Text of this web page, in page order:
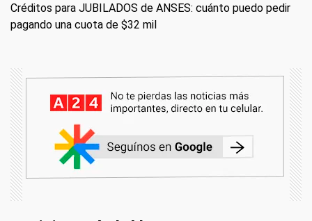
Créditos para JUBILADOS de ANSES: cuánto puedo pedir
pagando una cuota de $32 mil